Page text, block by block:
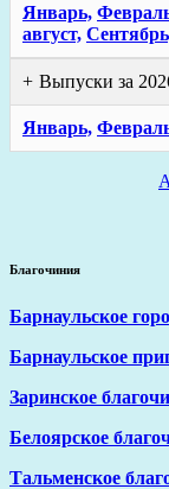
Январь,
август,
Выпуски за
Январь,
Благочиния
Барнаульское
Барнаульское
Заринское
Белоярское
Тальменское